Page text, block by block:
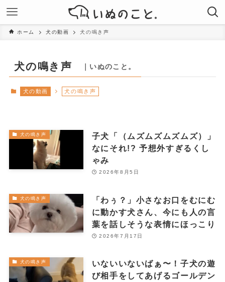
ホーム 犬の動画 犬の鳴き声
犬の鳴き声 ｜いぬのこと。
犬の動画 犬の鳴き声
犬の鳴き声
子犬「（ムズムズムズムズ）」
なにそれ!? 予想外すぎるくし
ゃみ
2026年8月5日
犬の鳴き声
「わぅ？」小さなお口をむにむ
に動かす犬さん、今にも人の言
葉を話しそうな表情にほっこり
2026年7月17日
犬の鳴き声
いないいないばぁ〜！子犬の遊
び相手をしてあげるゴールデン